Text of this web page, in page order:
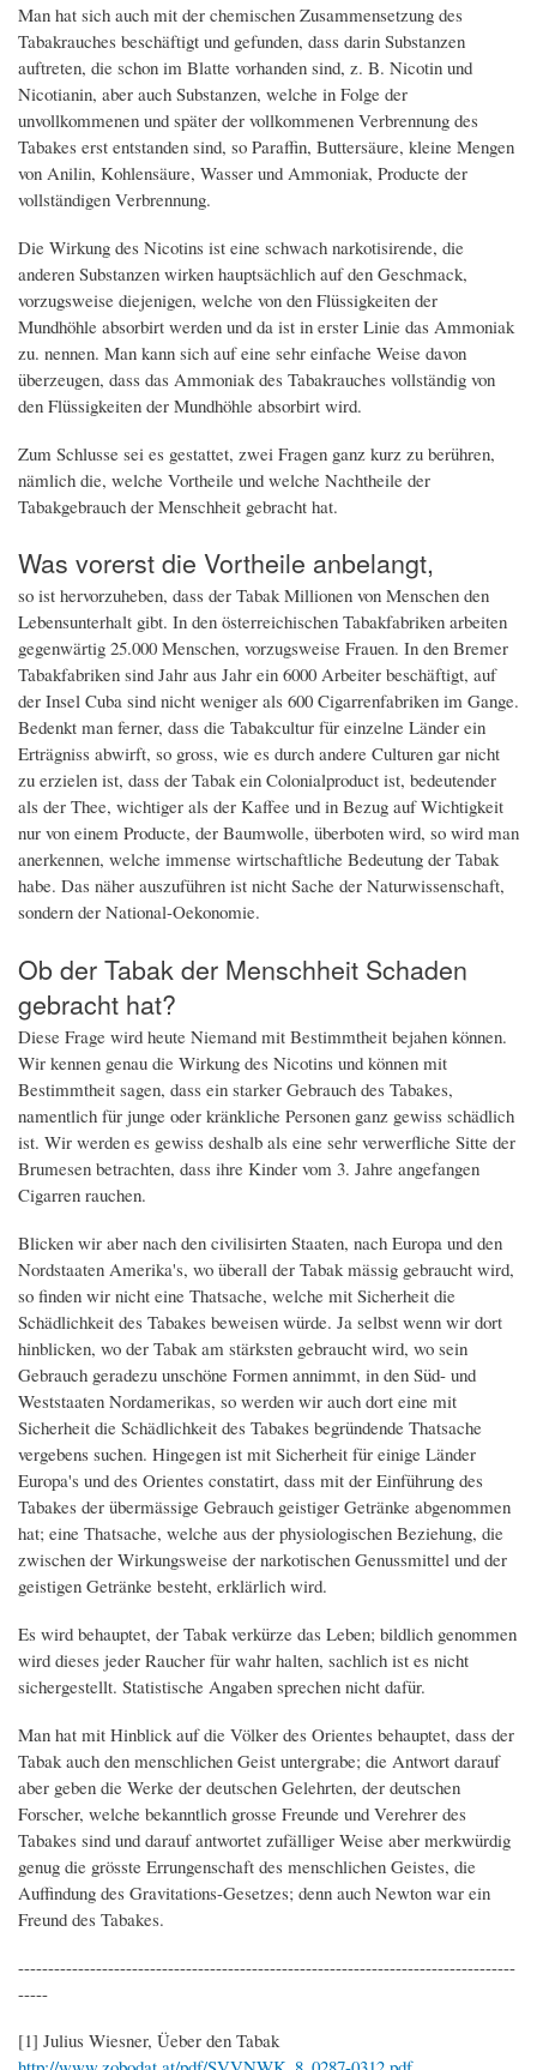
Man hat sich auch mit der chemischen Zusammensetzung des
Tabakrauches beschäftigt und gefunden, dass darin Substanzen
auftreten, die schon im Blatte vorhanden sind, z. B. Nicotin und
Nicotianin, aber auch Substanzen, welche in Folge der
unvollkommenen und später der vollkommenen Verbrennung des
Tabakes erst entstanden sind, so Paraffin, Buttersäure, kleine Mengen
von Anilin, Kohlensäure, Wasser und Ammoniak, Producte der
vollständigen Verbrennung.
Die Wirkung des Nicotins ist eine schwach narkotisirende, die
anderen Substanzen wirken hauptsächlich auf den Geschmack,
vorzugsweise diejenigen, welche von den Flüssigkeiten der
Mundhöhle absorbirt werden und da ist in erster Linie das Ammoniak
zu. nennen. Man kann sich auf eine sehr einfache Weise davon
überzeugen, dass das Ammoniak des Tabakrauches vollständig von
den Flüssigkeiten der Mundhöhle absorbirt wird.
Zum Schlusse sei es gestattet, zwei Fragen ganz kurz zu berühren,
nämlich die, welche Vortheile und welche Nachtheile der
Tabakgebrauch der Menschheit gebracht hat.
Was vorerst die Vortheile anbelangt,
so ist hervorzuheben, dass der Tabak Millionen von Menschen den
Lebensunterhalt gibt. In den österreichischen Tabakfabriken arbeiten
gegenwärtig 25.000 Menschen, vorzugsweise Frauen. In den Bremer
Tabakfabriken sind Jahr aus Jahr ein 6000 Arbeiter beschäftigt, auf
der Insel Cuba sind nicht weniger als 600 Cigarrenfabriken im Gange.
Bedenkt man ferner, dass die Tabakcultur für einzelne Länder ein
Erträgniss abwirft, so gross, wie es durch andere Culturen gar nicht
zu erzielen ist, dass der Tabak ein Colonialproduct ist, bedeutender
als der Thee, wichtiger als der Kaffee und in Bezug auf Wichtigkeit
nur von einem Producte, der Baumwolle, überboten wird, so wird man
anerkennen, welche immense wirtschaftliche Bedeutung der Tabak
habe. Das näher auszuführen ist nicht Sache der Naturwissenschaft,
sondern der National-Oekonomie.
Ob der Tabak der Menschheit Schaden
gebracht hat?
Diese Frage wird heute Niemand mit Bestimmtheit bejahen können.
Wir kennen genau die Wirkung des Nicotins und können mit
Bestimmtheit sagen, dass ein starker Gebrauch des Tabakes,
namentlich für junge oder kränkliche Personen ganz gewiss schädlich
ist. Wir werden es gewiss deshalb als eine sehr verwerfliche Sitte der
Brumesen betrachten, dass ihre Kinder vom 3. Jahre angefangen
Cigarren rauchen.
Blicken wir aber nach den civilisirten Staaten, nach Europa und den
Nordstaaten Amerika's, wo überall der Tabak mässig gebraucht wird,
so finden wir nicht eine Thatsache, welche mit Sicherheit die
Schädlichkeit des Tabakes beweisen würde. Ja selbst wenn wir dort
hinblicken, wo der Tabak am stärksten gebraucht wird, wo sein
Gebrauch geradezu unschöne Formen annimmt, in den Süd- und
Weststaaten Nordamerikas, so werden wir auch dort eine mit
Sicherheit die Schädlichkeit des Tabakes begründende Thatsache
vergebens suchen. Hingegen ist mit Sicherheit für einige Länder
Europa's und des Orientes constatirt, dass mit der Einführung des
Tabakes der übermässige Gebrauch geistiger Getränke abgenommen
hat; eine Thatsache, welche aus der physiologischen Beziehung, die
zwischen der Wirkungsweise der narkotischen Genussmittel und der
geistigen Getränke besteht, erklärlich wird.
Es wird behauptet, der Tabak verkürze das Leben; bildlich genommen
wird dieses jeder Raucher für wahr halten, sachlich ist es nicht
sichergestellt. Statistische Angaben sprechen nicht dafür.
Man hat mit Hinblick auf die Völker des Orientes behauptet, dass der
Tabak auch den menschlichen Geist untergrabe; die Antwort darauf
aber geben die Werke der deutschen Gelehrten, der deutschen
Forscher, welche bekanntlich grosse Freunde und Verehrer des
Tabakes sind und darauf antwortet zufälliger Weise aber merkwürdig
genug die grösste Errungenschaft des menschlichen Geistes, die
Auffindung des Gravitations-Gesetzes; denn auch Newton war ein
Freund des Tabakes.
-----------------------------------------------------------------------------------
-----
[1] Julius Wiesner, Üeber den Tabak